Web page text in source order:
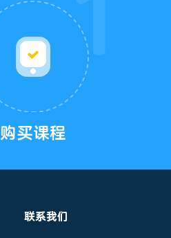
购买课程
联系我们